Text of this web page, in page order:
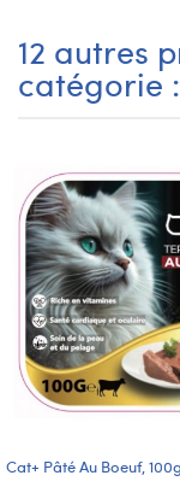
12 autres
catégorie :
Cat+ Pâté Au Boeuf, 100g